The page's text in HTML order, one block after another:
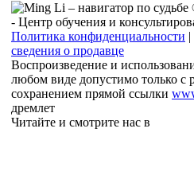
- Центр обучения и
Политика конфиденциальности |
сведения о продавце
Воспроизведение и
любом виде допустимо только с
сохранением прямой ссылки
дремлет
Читайте и смотрите нас в